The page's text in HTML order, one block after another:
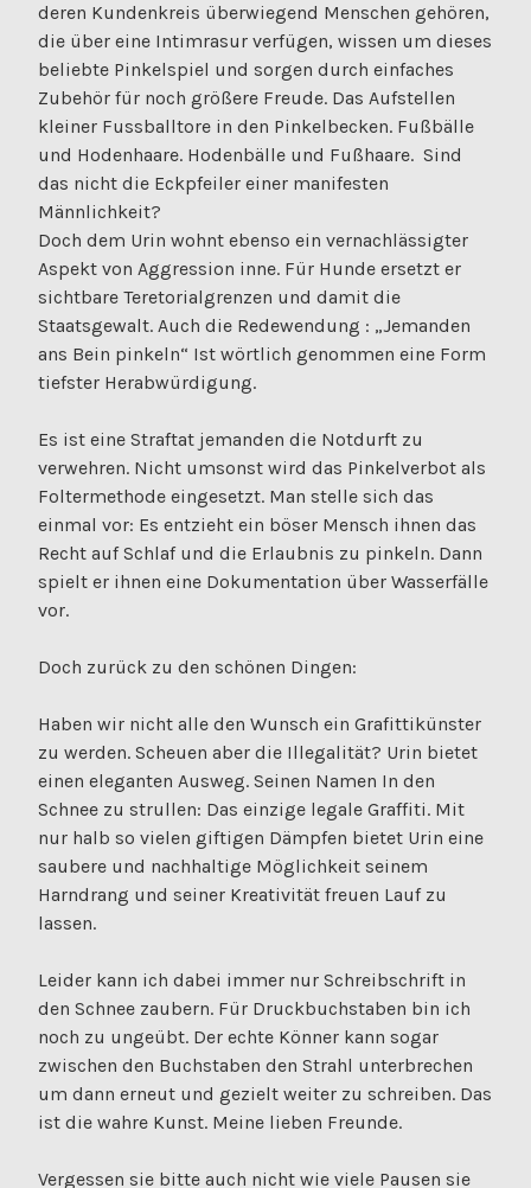
deren Kundenkreis überwiegend Menschen gehören,
die über eine Intimrasur verfügen, wissen um dieses
beliebte Pinkelspiel und sorgen durch einfaches
Zubehör für noch größere Freude. Das Aufstellen
kleiner Fussballtore in den Pinkelbecken. Fußbälle
und Hodenhaare. Hodenbälle und Fußhaare. Sind
das nicht die Eckpfeiler einer manifesten
Männlichkeit?
Doch dem Urin wohnt ebenso ein vernachlässigter
Aspekt von Aggression inne. Für Hunde ersetzt er
sichtbare Teretorialgrenzen und damit die
Staatsgewalt. Auch die Redewendung : „Jemanden
ans Bein pinkeln“ Ist wörtlich genommen eine Form
tiefster Herabwürdigung.
Es ist eine Straftat jemanden die Notdurft zu
verwehren. Nicht umsonst wird das Pinkelverbot als
Foltermethode eingesetzt. Man stelle sich das
einmal vor: Es entzieht ein böser Mensch ihnen das
Recht auf Schlaf und die Erlaubnis zu pinkeln. Dann
spielt er ihnen eine Dokumentation über Wasserfälle
vor.
Doch zurück zu den schönen Dingen:
Haben wir nicht alle den Wunsch ein Grafittikünster
zu werden. Scheuen aber die Illegalität? Urin bietet
einen eleganten Ausweg. Seinen Namen In den
Schnee zu strullen: Das einzige legale Graffiti. Mit
nur halb so vielen giftigen Dämpfen bietet Urin eine
saubere und nachhaltige Möglichkeit seinem
Harndrang und seiner Kreativität freuen Lauf zu
lassen.
Leider kann ich dabei immer nur Schreibschrift in
den Schnee zaubern. Für Druckbuchstaben bin ich
noch zu ungeübt. Der echte Könner kann sogar
zwischen den Buchstaben den Strahl unterbrechen
um dann erneut und gezielt weiter zu schreiben. Das
ist die wahre Kunst. Meine lieben Freunde.
Vergessen sie bitte auch nicht wie viele Pausen sie